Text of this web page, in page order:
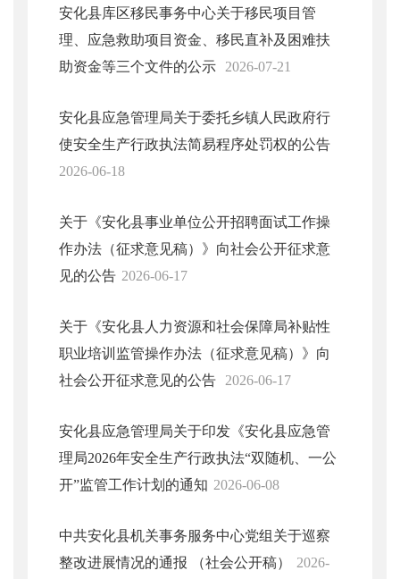
安化县库区移民事务中心关于移民项目管
理、应急救助项目资金、移民直补及困难扶
助资金等三个文件的公示
2026-07-21
安化县应急管理局关于委托乡镇人民政府行
使安全生产行政执法简易程序处罚权的公告
2026-06-18
关于《安化县事业单位公开招聘面试工作操
作办法（征求意见稿）》向社会公开征求意
见的公告 2026-06-17
关于《安化县人力资源和社会保障局补贴性
职业培训监管操作办法（征求意见稿）》向
社会公开征求意见的公告
2026-06-17
安化县应急管理局关于印发《安化县应急管
理局2026年安全生产行政执法“双随机、一公
开”监管工作计划的通知 2026-06-08
中共安化县机关事务服务中心党组关于巡察
整改进展情况的通报 （社会公开稿）
2026-